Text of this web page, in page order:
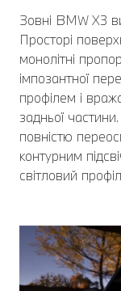
Зовні BMW X3
Просторі
монолітні
імпозантної
профілем і
задньої
повністю
контурним
світловий